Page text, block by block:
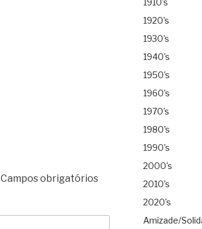
Campos obrigatórios
1910's
1920's
1930's
1940's
1950's
1960's
1970's
1980's
1990's
2000's
2010's
2020's
Amizade/